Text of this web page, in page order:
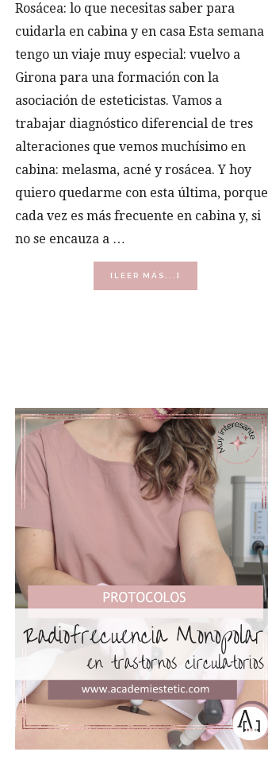
Rosácea: lo que necesitas saber para
cuidarla en cabina y en casa Esta semana
tengo un viaje muy especial: vuelvo a
Girona para una formación con la
asociación de esteticistas. Vamos a
trabajar diagnóstico diferencial de tres
alteraciones que vemos muchísimo en
cabina: melasma, acné y rosácea. Y hoy
quiero quedarme con esta última, porque
cada vez es más frecuente en cabina y, si
no se encauza a …
[LEER MÁS...]
DE
TRATAMIENTO
PROFESIONAL
EN
CABINA
Y
EN
CASA